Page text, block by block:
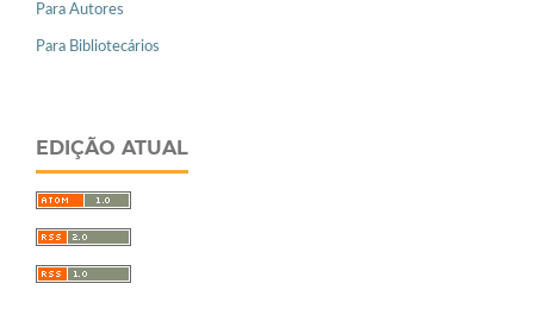
Para Autores
Para Bibliotecários
EDIÇÃO ATUAL